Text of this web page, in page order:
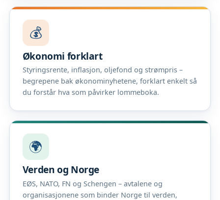
💰
Økonomi forklart
Styringsrente, inflasjon, oljefond og strømpris –
begrepene bak økonominyhetene, forklart enkelt så
du forstår hva som påvirker lommeboka.
🌍
Verden og Norge
EØS, NATO, FN og Schengen – avtalene og
organisasjonene som binder Norge til verden,